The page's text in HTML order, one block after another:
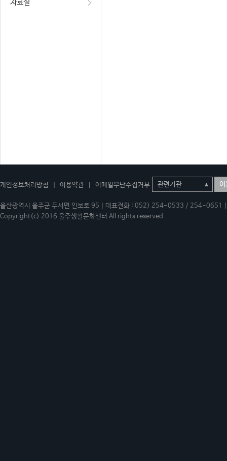
자료실
개인정보처리방침 이용약관 이메일무단수집거부 이
울산광역시 울주군 두서면 인보로 95 | 대표전화 : 052) 254-0533 / 254-
Copyright(c) 2016 울주생활문화센터 All rights reserved.